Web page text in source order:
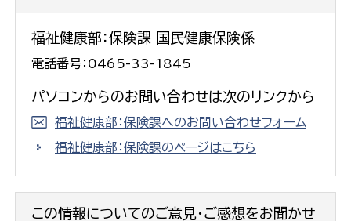
福祉健康部：保険課 国民健康保険係
電話番号：0465-33-1845
パソコンからのお問い合わせは次のリンクから
福祉健康部：保険課へのお問い合わせフォーム
福祉健康部：保険課のページはこちら
この情報についてのご意見・ご感想をお聞かせ